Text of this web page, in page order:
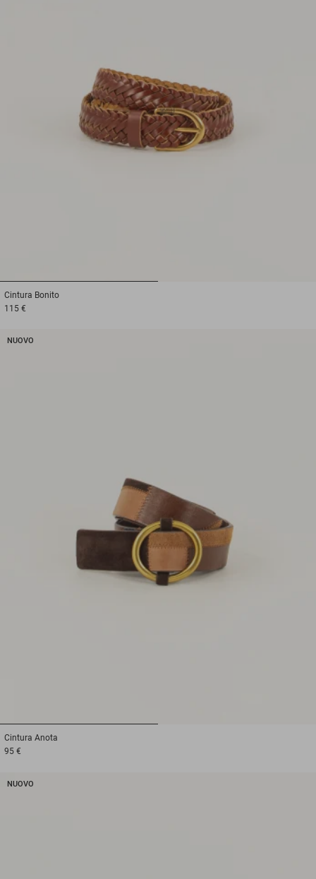
Cintura Bonito
115 €
NUOVO
Cintura Anota
95 €
NUOVO